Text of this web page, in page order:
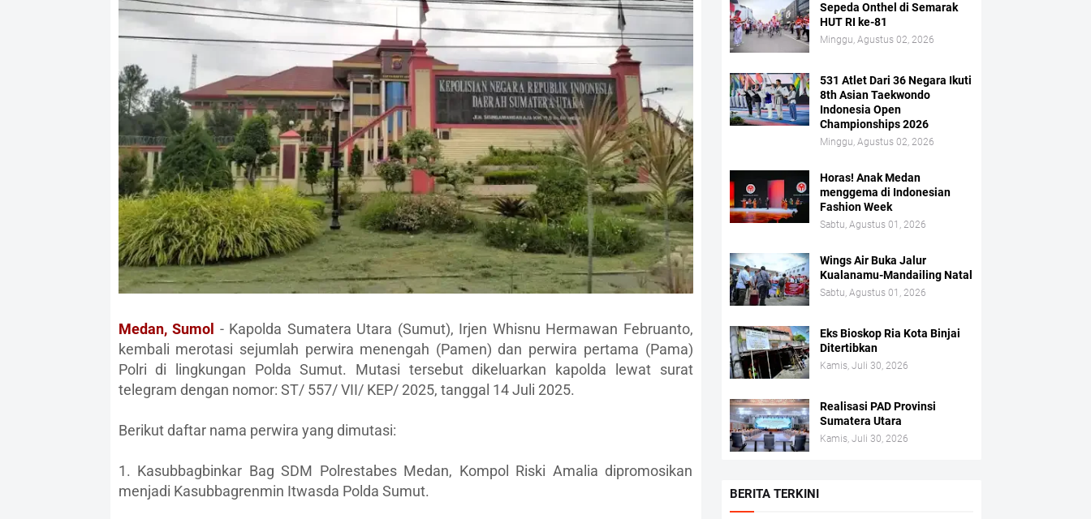
Medan, Sumol - Kapolda Sumatera Utara (Sumut), Irjen Whisnu Hermawan Februanto,
kembali merotasi sejumlah perwira menengah (Pamen) dan perwira pertama (Pama)
Polri di lingkungan Polda Sumut. Mutasi tersebut dikeluarkan kapolda lewat surat
telegram dengan nomor: ST/ 557/ VII/ KEP/ 2025, tanggal 14 Juli 2025.
Berikut daftar nama perwira yang dimutasi:
1. Kasubbagbinkar Bag SDM Polrestabes Medan, Kompol Riski Amalia dipromosikan
menjadi Kasubbagrenmin Itwasda Polda Sumut.
Sepeda Onthel di Semarak
HUT RI ke-81
Minggu, Agustus 02, 2026
531 Atlet Dari 36 Negara Ikuti
8th Asian Taekwondo
Indonesia Open
Championships 2026
Minggu, Agustus 02, 2026
Horas! Anak Medan
menggema di Indonesian
Fashion Week
Sabtu, Agustus 01, 2026
Wings Air Buka Jalur
Kualanamu-Mandailing Natal
Sabtu, Agustus 01, 2026
Eks Bioskop Ria Kota Binjai
Ditertibkan
Kamis, Juli 30, 2026
Realisasi PAD Provinsi
Sumatera Utara
Kamis, Juli 30, 2026
BERITA TERKINI